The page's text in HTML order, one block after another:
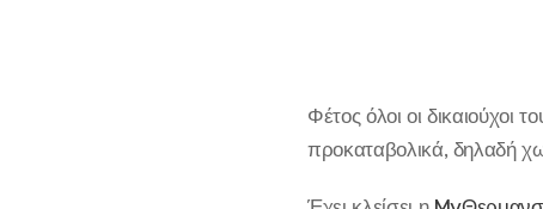
Φέτος όλοι οι
προκαταβολικά, δηλαδή